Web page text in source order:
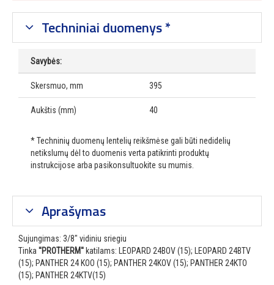
Techniniai duomenys *
Savybės:
Skersmuo, mm 395
Aukštis (mm) 40
* Techninių duomenų lentelių reikšmėse gali būti nedidelių
netikslumų dėl to duomenis verta patikrinti produktų
instrukcijose arba pasikonsultuokite su mumis.
Aprašymas
Sujungimas: 3/8" vidiniu sriegiu
Tinka''PROTHERM'' katilams: LEOPARD 24BOV (15); LEOPARD 24BTV
(15); PANTHER 24 KOO (15); PANTHER 24KOV (15); PANTHER 24KTO
(15); PANTHER 24KTV(15)